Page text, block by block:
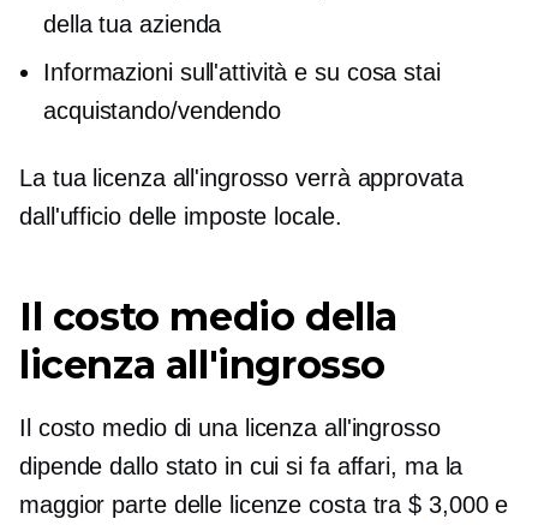
della tua azienda
Informazioni sull'attività e su cosa stai
acquistando/vendendo
La tua licenza all'ingrosso verrà approvata
dall'ufficio delle imposte locale.
Il costo medio della
licenza all'ingrosso
Il costo medio di una licenza all'ingrosso
dipende dallo stato in cui si fa affari, ma la
maggior parte delle licenze costa tra $ 3,000 e